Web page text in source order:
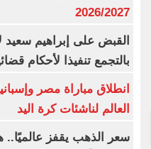
2026/2027
القبض على إبراهيم
بالتجمع تنفيذا لأحكام
انطلاق مباراة مصر
العالم لناشئات كرة اليد
سعر الذهب يقفز